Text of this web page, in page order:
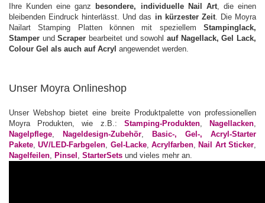
Ihre Kunden eine ganz besondere, individuelle Nail Art, die einen
bleibenden Eindruck hinterlässt. Und das in kürzester Zeit. Die Moyra
Nailart Stamping Platten können mit speziellem Stampinglack,
Stamper undScraperbearbeitet und sowohlauf Nagellack, Gel Lack,
Colour Gel als auch auf Acryl angewendet werden.
Unser Moyra Onlineshop
Unser Webshop bietet eine breite Produktpalette von professionellen
Moyra Produkten, wie z.B.: Stamping-Produkten, Nagellacken
Nagelpflege
Nageldesign-Zubehör
Basic-, Gel-, Acryl-Starter
Pakete ,UV/LED-Farbgelen Gel-Lacke,Acrylfarben ,Nail Art Sticker
Nagelfeilen Pinsel StarterSets und vieles mehr an.